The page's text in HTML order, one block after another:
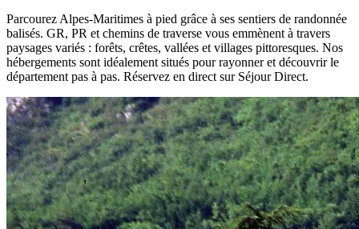
Parcourez Alpes-Maritimes à pied grâce à ses sentiers de randonnée
balisés. GR, PR et chemins de traverse vous emmènent à travers
paysages variés : forêts, crêtes, vallées et villages pittoresques. Nos
hébergements sont idéalement situés pour rayonner et découvrir le
département pas à pas. Réservez en direct sur Séjour Direct.